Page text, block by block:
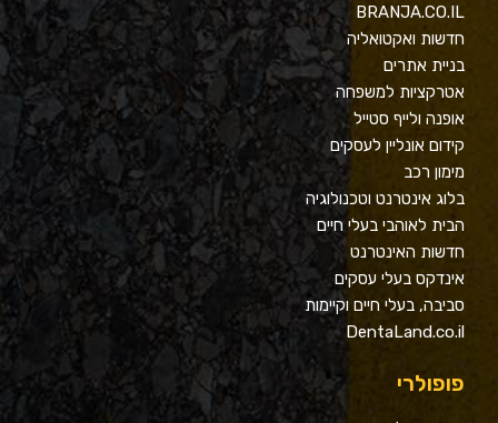
BRANJA.CO.IL
חדשות ואקטואליה
בניית אתרים
אטרקציות למשפחה
אופנה ולייף סטייל
קידום אונליין לעסקים
מימון רכב
בלוג אינטרנט וטכנולוגיה
הבית לאוהבי בעלי חיים
חדשות האינטרנט
אינדקס בעלי עסקים
סביבה, בעלי חיים וקיימות
DentaLand.co.il
פופולרי